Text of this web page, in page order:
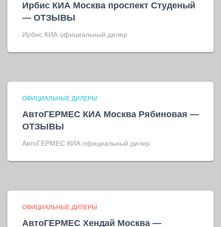
Ирбис КИА Москва проспект Студеный
— ОТЗЫВЫ
Ирбис КИА официальный дилер
ОФИЦИАЛЬНЫЕ ДИЛЕРЫ
АвтоГЕРМЕС КИА Москва Рябиновая —
ОТЗЫВЫ
АвтоГЕРМЕС КИА официальный дилер
ОФИЦИАЛЬНЫЕ ДИЛЕРЫ
АвтоГЕРМЕС Хендай Москва —